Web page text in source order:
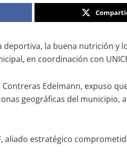
la buena nutrición
en coordinación con
Edelmann, expuso
geográficas del municipio,
aliado estratégico